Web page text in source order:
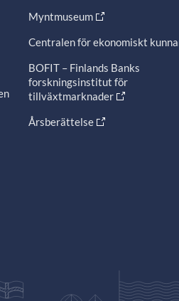
Myntmuseum
Centralen för ekonomiskt
BOFIT – Finlands Banks
forskningsinstitut för
tillväxtmarknader
Årsberättelse